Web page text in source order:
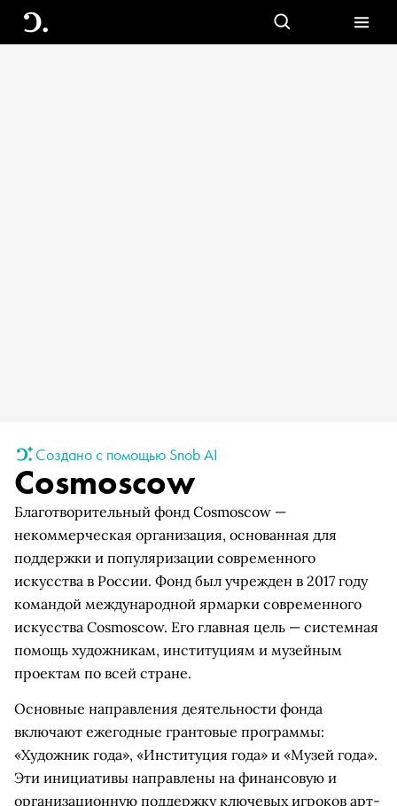
Создано с помощью Snob AI
Cosmoscow
Благотворительный фонд Cosmoscow —
некоммерческая организация, основанная для
поддержки и популяризации современного
искусства в России. Фонд был учрежден в 2017 году
командой международной ярмарки современного
искусства Cosmoscow. Его главная цель — системная
помощь художникам, институциям и музейным
проектам по всей стране.
Основные направления деятельности фонда
включают ежегодные грантовые программы:
«Художник года», «Институция года» и «Музей года».
Эти инициативы направлены на финансовую и
организационную поддержку ключевых игроков арт-